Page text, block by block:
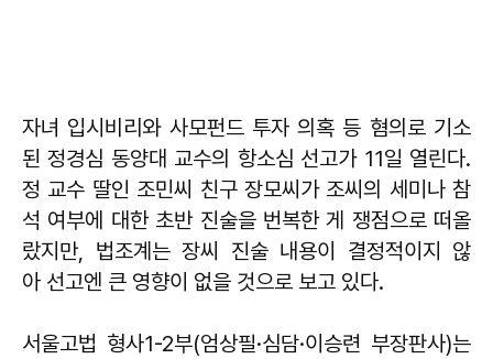
자녀 입시비리와 사모펀드 투자 의혹 등 혐의로 기소
된 정경심 동양대 교수의 항소심 선고가 11일 열린다.
정 교수 딸인 조민씨 친구 장모씨가 조씨의 세미나 참
석 여부에 대한 초반 진술을 번복한 게 쟁점으로 떠올
랐지만, 법조계는 장씨 진술 내용이 결정적이지 않
아 선고엔 큰 영향이 없을 것으로 보고 있다.
서울고법 형사1-2부(엄상필·심담·이승련 부장판사)는